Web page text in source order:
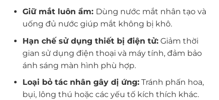
Giữ mắt luôn ẩm: Dùng nước mắt nhân tạo và
uống đủ nước giúp mắt không bị khô.
Hạn chế sử dụng thiết bị điện tử:Giảm thời
gian sử dụng điện thoại và máy tính, đảm bảo
ánh sáng màn hình phù hợp.
Loại bỏ tác nhân gây dị ứng:Tránh phấn hoa,
bụi, lông thú hoặc các yếu tố kích thích khác.